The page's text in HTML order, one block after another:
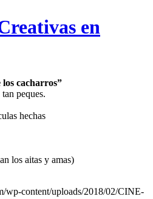
en
los cacharros”
peques.
hechas
los aitas y amas)
wp-content/uploads/2018/02/CINE-